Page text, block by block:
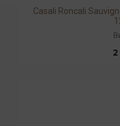
Casali Roncali